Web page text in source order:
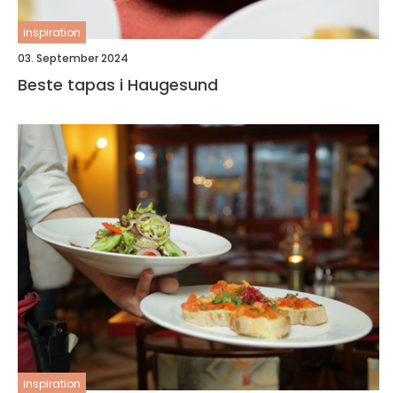
inspiration
03. September 2024
Beste tapas i Haugesund
inspiration